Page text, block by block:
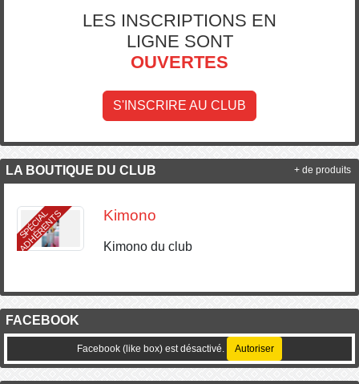
LES INSCRIPTIONS EN
LIGNE SONT
OUVERTES
S'INSCRIRE AU CLUB
LA BOUTIQUE DU CLUB
S
P
É
C
I
A
L
A
D
H
É
R
E
N
T
S Kimono
Kimono du club
+ de produits
FACEBOOK
Facebook (like box) est désactivé. Autoriser